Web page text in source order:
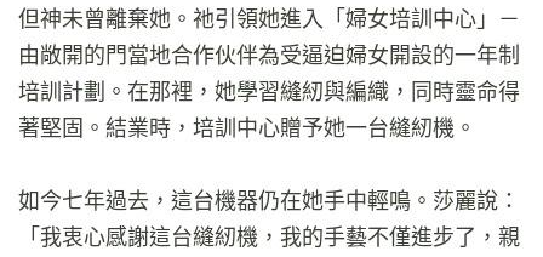
但神未曾離棄她。祂引領她進入「婦女培訓中心」－
由敞開的門當地合作伙伴為受逼迫婦女開設的一年制
培訓計劃。在那裡，她學習縫紉與編織，同時靈命得
著堅固。結業時，培訓中心贈予她一台縫紉機。
如今七年過去，這台機器仍在她手中輕鳴。莎麗說：
「我衷心感謝這台縫紉機，我的手藝不僅進步了，親